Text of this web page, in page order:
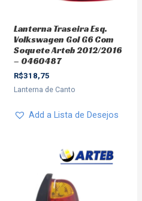
Lanterna Traseira Esq.
Volkswagen Gol G6 Com
Soquete Arteb 2012/2016
– 0460487
R$318,75
Lanterna de Canto
Add a Lista de Desejos